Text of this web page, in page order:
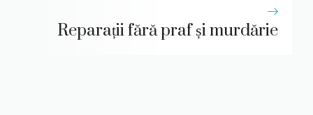
Reparații fără praf și murdărie